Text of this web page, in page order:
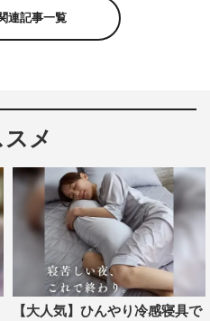
連記事一覧
メ
【大人気】ひんやり冷感寝具で